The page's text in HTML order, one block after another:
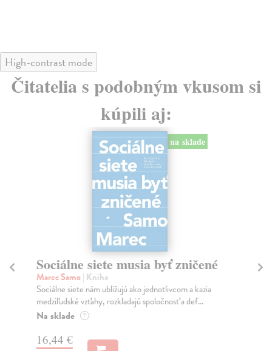
High-contrast mode
Čitatelia s podobným vkusom si
kúpili aj:
na sklade
Sociálne siete musia byť zničené
Marec Samo| Kniha
Sociálne siete nám ubližujú ako jednotlivcom a kazia
medziľudské vzťahy, rozkladajú spoločnosť a def...
Na sklade ?
16,44 €